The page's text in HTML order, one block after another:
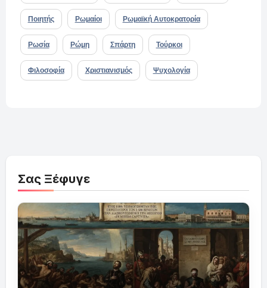
Ποιητής Ρωμαίοι Ρωμαϊκή Αυτοκρατορία
Ρωσία Ρώμη Σπάρτη Τούρκοι
Φιλοσοφία Χριστιανισμός Ψυχολογία
Σας Ξέφυγε